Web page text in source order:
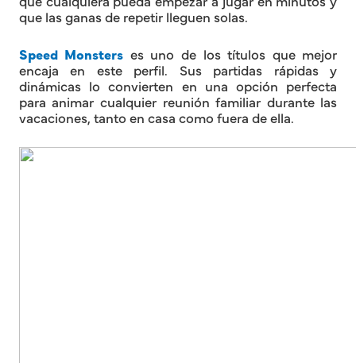
que las ganas de repetir lleguen solas.
Speed Monsters es uno de los títulos que mejor
encaja en este perfil. Sus partidas rápidas y
dinámicas lo convierten en una opción perfecta
para animar cualquier reunión familiar durante las
vacaciones, tanto en casa como fuera de ella.